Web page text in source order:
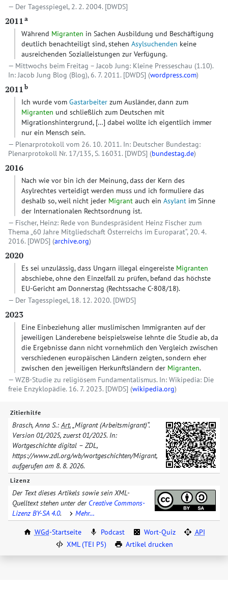
Der Tagesspiegel, 2. 2. 2004. [DWDS]
2011 a
Während Migranten in Sachen Ausbildung und Beschäftigung
deutlich benachteiligt sind, stehen Asylsuchenden keine
ausreichenden Sozialleistungen zur Verfügung.
Mittwochs beim Freitag – Jacob Jung: Kleine Presseschau (1.10).
In: Jacob Jung Blog (Blog), 6. 7. 2011. [DWDS] (wordpress.com)
2011 b
Ich wurde vom Gastarbeiter zum Ausländer, dann zum
Migranten und schließlich zum Deutschen mit
Migrationshintergrund, […] dabei wollte ich eigentlich immer
nur ein Mensch sein.
Plenarprotokoll vom 26. 10. 2011. In: Deutscher Bundestag:
Plenarprotokoll Nr. 17/135, S. 16031. [DWDS] (bundestag.de)
2016
Nach wie vor bin ich der Meinung, dass der Kern des
Asylrechtes verteidigt werden muss und ich formuliere das
deshalb so, weil nicht jeder Migrant auch ein Asylant im Sinne
der Internationalen Rechtsordnung ist.
Fischer, Heinz: Rede von Bundespräsident Heinz Fischer zum
Thema „60 Jahre Mitgliedschaft Österreichs im Europarat“, 20. 4.
2016. [DWDS] (archive.org)
2020
Es sei unzulässig, dass Ungarn illegal eingereiste Migranten
abschiebe, ohne den Einzelfall zu prüfen, befand das höchste
EU-Gericht am Donnerstag (Rechtssache C-808/18).
Der Tagesspiegel, 18. 12. 2020. [DWDS]
2023
Eine Einbeziehung aller muslimischen Immigranten auf der
jeweiligen Länderebene beispielsweise lehnte die Studie ab, da
die Ergebnisse dann nicht vornehmlich den Vergleich zwischen
verschiedenen europäischen Ländern zeigten, sondern eher
zwischen den jeweiligen Herkunftsländern der Migranten.
WZB-Studie zu religiösem Fundamentalismus. In: Wikipedia: Die
freie Enzyklopädie. 16. 7. 2023. [DWDS] (wikipedia.org)
Zitierhilfe
Brasch, Anna S.:Art.„Migrant (Arbeitsmigrant)“.
Version 01/​2025, zuerst01/​2025. In:
Wortgeschichte digital – ZDL,
https://www.zdl.org/​wb/​wortgeschichten/​Migrant,
aufgerufen am 8. 8. 2026.
Lizenz
Der Text dieses Artikels sowie sein XML-
Quelltext stehen unter der Creative Commons-
Lizenz BY-SA 4.0. Mehr…
WGd-Startseite Podcast Wort-Quiz
API
XML (TEI P5)
Artikel drucken